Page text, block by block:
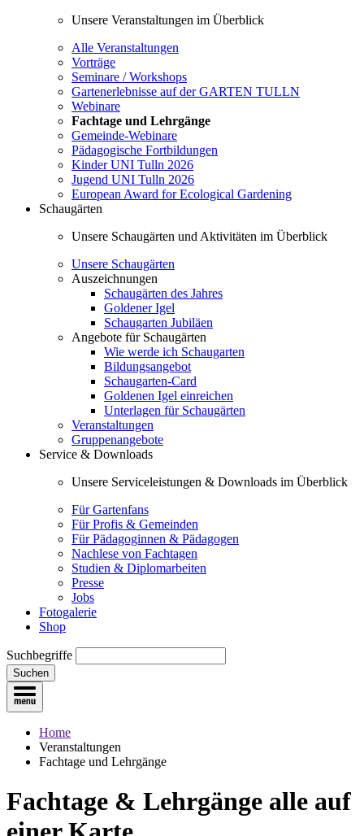
Unsere Veranstaltungen im Überblick
Alle Veranstaltungen
Vorträge
Seminare / Workshops
Gartenerlebnisse auf der GARTEN TULLN
Webinare
Fachtage und Lehrgänge
Gemeinde-Webinare
Pädagogische Fortbildungen
Kinder UNI Tulln 2026
Jugend UNI Tulln 2026
European Award for Ecological Gardening
Schaugärten
Unsere Schaugärten und Aktivitäten im Überblick
Unsere Schaugärten
Auszeichnungen
Schaugärten des Jahres
Goldener Igel
Schaugarten Jubiläen
Angebote für Schaugärten
Wie werde ich Schaugarten
Bildungsangebot
Schaugarten-Card
Goldenen Igel einreichen
Unterlagen für Schaugärten
Veranstaltungen
Gruppenangebote
Service & Downloads
Unsere Serviceleistungen & Downloads im Überblick
Für Gartenfans
Für Profis & Gemeinden
Für Pädagoginnen & Pädagogen
Nachlese von Fachtagen
Studien & Diplomarbeiten
Presse
Jobs
Fotogalerie
Shop
Suchbegriffe
Suchen
Home
Veranstaltungen
Fachtage und Lehrgänge
Fachtage & Lehrgänge alle auf